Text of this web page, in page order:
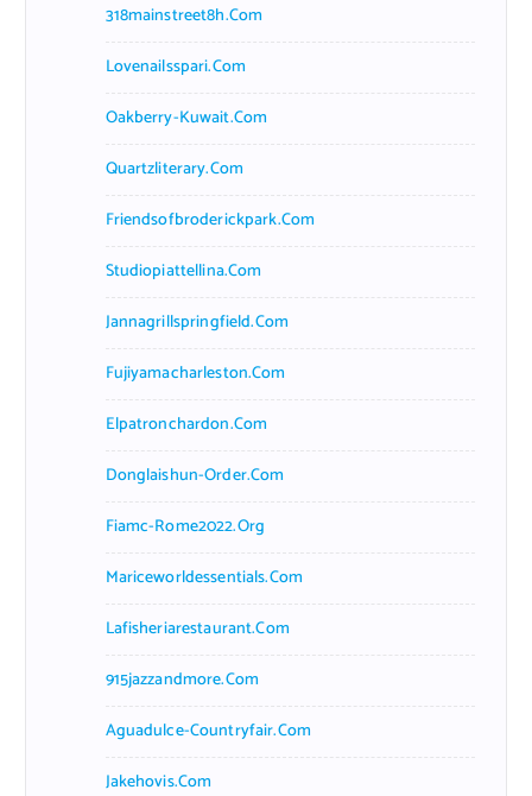
318mainstreet8h.com
Lovenailsspari.com
Oakberry-Kuwait.com
Quartzliterary.com
Friendsofbroderickpark.com
Studiopiattellina.com
Jannagrillspringfield.com
Fujiyamacharleston.com
Elpatronchardon.com
Donglaishun-Order.com
Fiamc-Rome2022.org
Mariceworldessentials.com
Lafisheriarestaurant.com
915jazzandmore.com
Aguadulce-Countryfair.com
Jakehovis.com